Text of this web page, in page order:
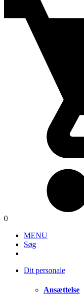
0
MENU
Søg
Dit personale
Ansættelse